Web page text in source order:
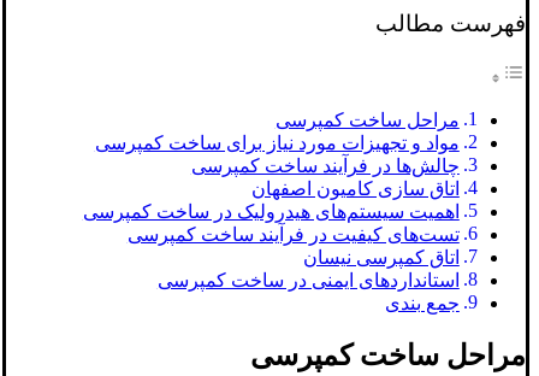
فهرست مطالب
مراحل ساخت کمپرسی
مواد و تجهیزات مورد نیاز برای ساخت کمپرسی
چالش‌ها در فرآیند ساخت کمپرسی
اتاق سازی کامیون اصفهان
اهمیت سیستم‌های هیدرولیک در ساخت کمپرسی
تست‌های کیفیت در فرآیند ساخت کمپرسی
اتاق کمپرسی نیسان
استانداردهای ایمنی در ساخت کمپرسی
جمع بندی
مراحل ساخت کمپرسی